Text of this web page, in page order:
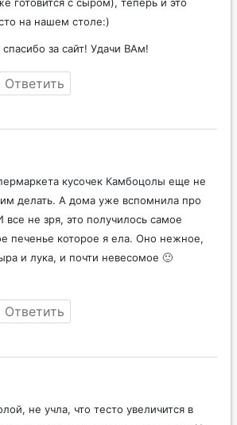
готовится с сыром), теперь и это
на нашем столе:)
за сайт! Удачи ВАм!
Ответить
кусочек Камбоцолы еще не
делать. А дома уже вспомнила про
все не зря, это получилось самое
печенье которое я ела. Оно нежное,
и лука, и почти невесомое 🙂
Ответить
не учла, что тесто увеличится в